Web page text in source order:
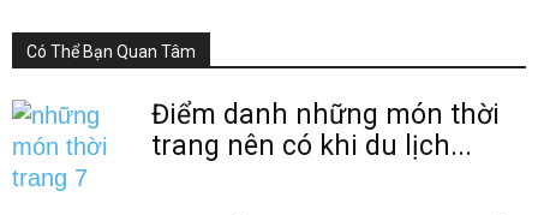
Có Thể Bạn Quan Tâm
Điểm danh những món thời
trang nên có khi du lịch...